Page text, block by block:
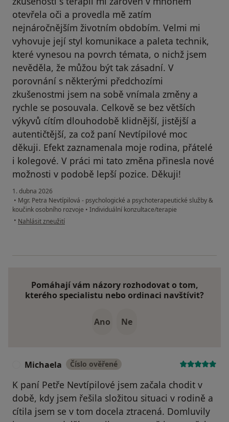
otevřela oči a provedla mě zatím
nejnáročnějším životním obdobím. Velmi mi
vyhovuje její styl komunikace a paleta technik,
které vynesou na povrch témata, o nichž jsem
nevěděla, že můžou být tak zásadní. V
porovnání s některými předchozími
zkušenostmi jsem na sobě vnímala změny a
rychle se posouvala. Celkově se bez větších
výkyvů cítím dlouhodobě klidnější, jistější a
autentičtější, za což paní Nevtípilové moc
děkuji. Efekt zaznamenala moje rodina, přátelé
i kolegové. V práci mi tato změna přinesla nové
možnosti v podobě lepší pozice. Děkuji!
1. dubna 2026
• Mgr. Petra Nevtípilová - psychologické a psychoterapeutické služby &
koučink osobního rozvoje • Individuální konzultace/terapie
• podle názoru uživatele Lenka
Nahlásit zneužití
Pomáhají vám názory rozhodovat o tom,
kterého specialistu nebo ordinaci navštívit?
Ano Ne
Michaela Číslo ověřené
K paní Petře Nevtípilové jsem začala chodit v
době, kdy jsem řešila složitou situaci v rodině a
cítila jsem se v tom docela ztracená. Domluvily